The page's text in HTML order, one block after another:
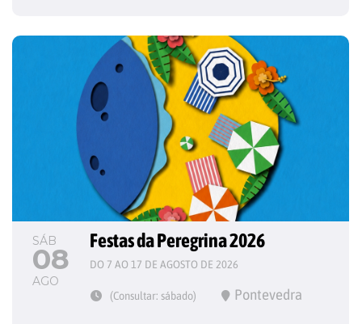
SÁB
08
AGO
Festas da Peregrina 2026
DO 7 AO 17 DE AGOSTO DE 2026
(Consultar: sábado) Pontevedra